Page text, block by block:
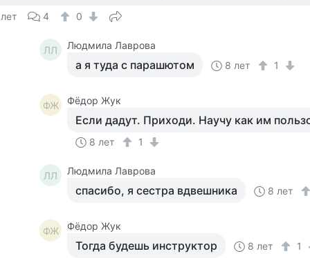
4 0
ЛЛ Людмила Лаврова
а я туда с парашютом 8 лет 1
ФЖ Фёдор Жук
Если дадут. Приходи. Научу как им
8 лет 1
ЛЛ Людмила Лаврова
спасибо, я сестра вдвешника 8 лет
ФЖ Фёдор Жук
Тогда будешь инструктор 8 лет 1